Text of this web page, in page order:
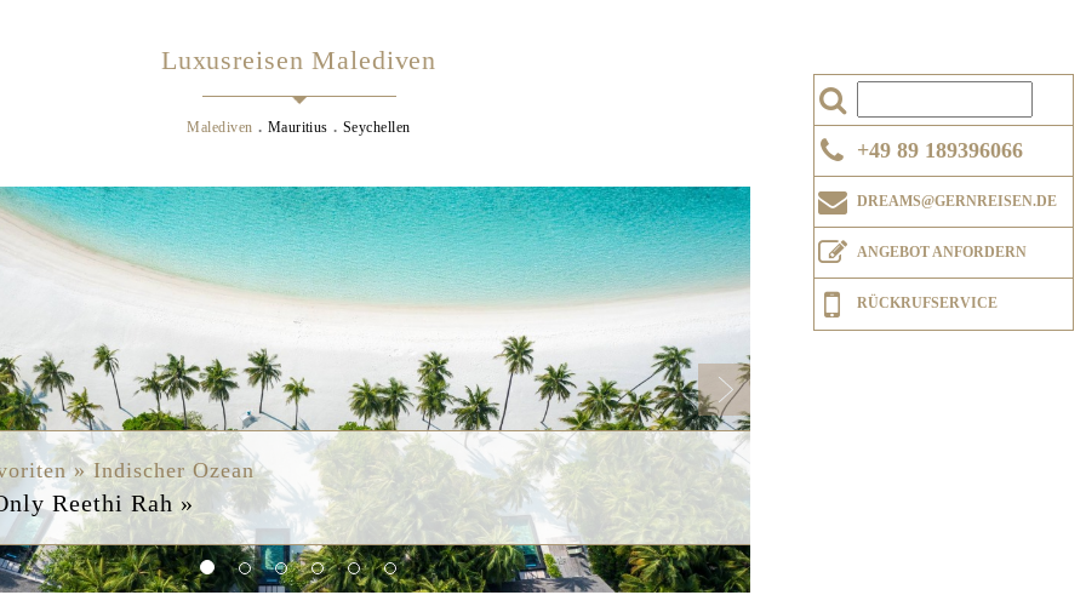
+49 89 189396066
DREAMS@GERNREISEN.DE
ANGEBOT ANFORDERN
RÜCKRUFSERVICE
Luxusreisen Malediven
Malediven Mauritius Seychellen
» Indischer Ozean
Cocoa Island »
Next